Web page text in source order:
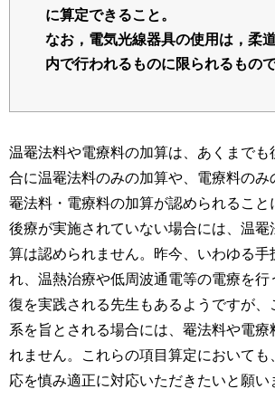
に算定できること。
なお，電気光線器具の使用は，柔
内で行われるものに限られるもので
温罨法料や電療料の加算は、あくまで
合に温罨法料のみの加算や、電療料のみ
罨法料・電療料の加算が認められること
後療が実施されていない場合には、温罨
算は認められません。昨今、いわゆる手
れ、温熱治療や低周波通電等の電療を
復を実践される先生もあるようですが
系を旨とされる場合には、罨法料や電療
れません。これらの項目算定において
応を慎み適正に対応いただきたいと願い